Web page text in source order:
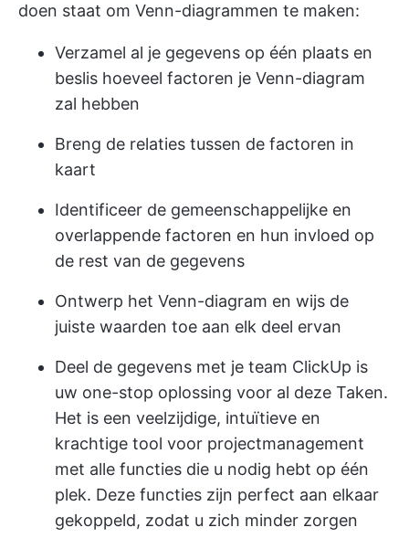
doen staat om Venn-diagrammen te maken:
Verzamel al je gegevens op één plaats en
beslis hoeveel factoren je Venn-diagram
zal hebben
Breng de relaties tussen de factoren in
kaart
Identificeer de gemeenschappelijke en
overlappende factoren en hun invloed op
de rest van de gegevens
Ontwerp het Venn-diagram en wijs de
juiste waarden toe aan elk deel ervan
Deel de gegevens met je team ClickUp is
uw one-stop oplossing voor al deze Taken.
Het is een veelzijdige, intuïtieve en
krachtige tool voor projectmanagement
met alle functies die u nodig hebt op één
plek. Deze functies zijn perfect aan elkaar
gekoppeld, zodat u zich minder zorgen